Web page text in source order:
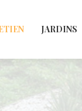
JARDINS